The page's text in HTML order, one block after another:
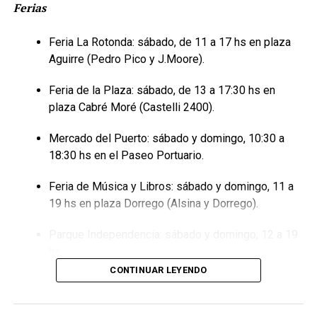
Ferias
Feria La Rotonda: sábado, de 11 a 17 hs en plaza
Aguirre (Pedro Pico y J.Moore).
Feria de la Plaza: sábado, de 13 a 17:30 hs en
plaza Cabré Moré (Castelli 2400).
Mercado del Puerto: sábado y domingo, 10:30 a
18:30 hs en el Paseo Portuario.
Feria de Música y Libros: sábado y domingo, 11 a
19 hs en plaza Dorrego (Alsina y Dorrego).
Feria Artesanal: sábado y domingo, 14 a 22 hs en la
CONTINUAR LEYENDO